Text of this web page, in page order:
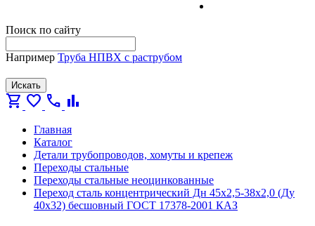
Поиск по сайту
Например Труба НПВХ с раструбом
Искать
shopping_cart favorite call bar_chart
Главная
Каталог
Детали трубопроводов, хомуты и крепеж
Переходы стальные
Переходы стальные неоцинкованные
Переход сталь концентрический Дн 45х2,5-38х2,0 (Ду
40х32) бесшовный ГОСТ 17378-2001 КАЗ